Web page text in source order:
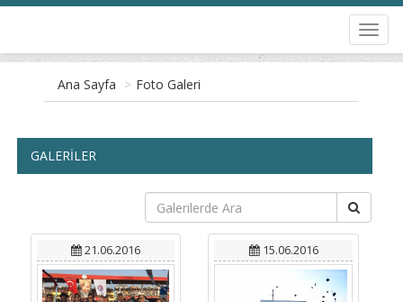
Ana Sayfa > Foto Galeri
GALERİLER
21.06.2016 15.06.2016